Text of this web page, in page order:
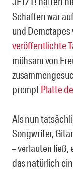
Schaffen war
und Demotapes
veröffentlichte
mühsam von
promptPlatte
Als nun
Songwriter,
– verlauten ließ,
das natürlich